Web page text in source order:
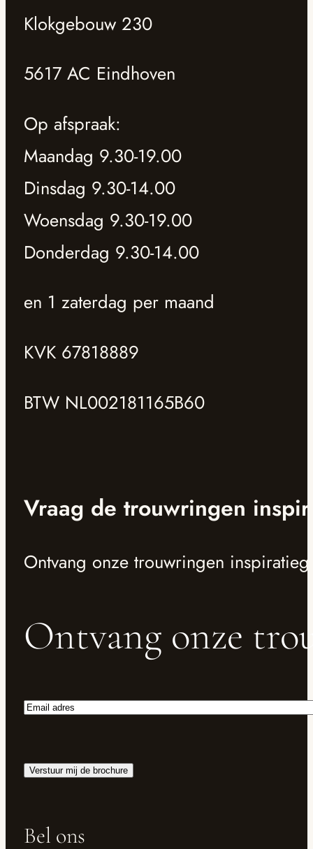
Klokgebouw 230
5617 AC Eindhoven
Op afspraak:
Maandag 9.30-19.00
Dinsdag 9.30-14.00
Woensdag 9.30-19.00
Donderdag 9.30-14.00
en 1 zaterdag per maand
KVK 67818889
BTW NL002181165B60
Vraag de trouwringen
Ontvang onze trouwringen
Ontvang onze
Email
Bel ons